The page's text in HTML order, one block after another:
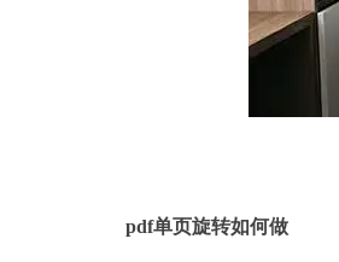
pdf单页旋转如何做